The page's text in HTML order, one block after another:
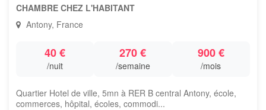
CHAMBRE CHEZ L'HABITANT
Antony, France
40 €
/nuit
270 €
/semaine
900 €
/mois
Quartier Hotel de ville, 5mn à RER B central Antony, école,
commerces, hôpital, écoles, commodi...